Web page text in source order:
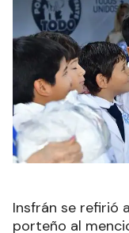
Insfrán se refirió
porteño al